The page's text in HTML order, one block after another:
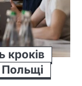
кроків